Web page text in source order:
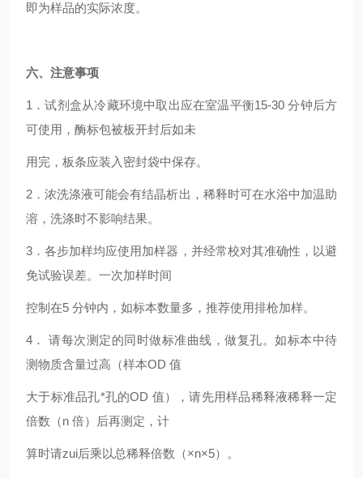
即为样品的实际浓度。
六、注意事项
1 ．试剂盒从冷藏环境中取出应在室温平衡15-30 分钟后方
可使用，酶标包被板开封后如未
用完，板条应装入密封袋中保存。
2 ．浓洗涤液可能会有结晶析出，稀释时可在水浴中加温助
溶，洗涤时不影响结果。
3 ．各步加样均应使用加样器，并经常校对其准确性，以避
免试验误差。一次加样时间
控制在5 分钟内，如标本数量多，推荐使用排枪加样。
4 ． 请每次测定的同时做标准曲线，做复孔。如标本中待
测物质含量过高（样本OD 值
大于标准品孔*孔的OD 值），请先用样品稀释液稀释一定
倍数（n 倍）后再测定，计
算时请zui后乘以总稀释倍数（×n×5）。